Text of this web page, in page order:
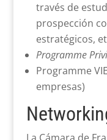
través de
prospección
estratégicos,
Programme
Programme
empresas)